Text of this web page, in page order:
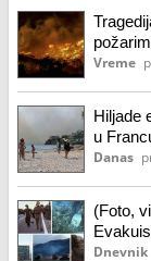
Vreme
Hiljade
u
Danas
(Foto,
Dnevnik